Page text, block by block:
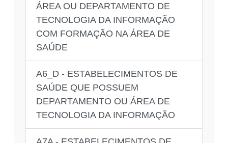
ÁREA OU DEPARTAMENTO DE
TECNOLOGIA DA INFORMAÇÃO
COM FORMAÇÃO NA ÁREA DE
SAÚDE
A6_D - ESTABELECIMENTOS DE
SAÚDE QUE POSSUEM
DEPARTAMENTO OU ÁREA DE
TECNOLOGIA DA INFORMAÇÃO